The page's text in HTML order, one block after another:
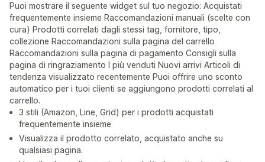
Puoi mostrare il seguente widget sul tuo negozio: Acquistati
frequentemente insieme Raccomandazioni manuali (scelte con
cura) Prodotti correlati dagli stessi tag, fornitore, tipo,
collezione Raccomandazioni sulla pagina del carrello
Raccomandazioni sulla pagina di pagamento Consigli sulla
pagina di ringraziamento I più venduti Nuovi arrivi Articoli di
tendenza visualizzato recentemente Puoi offrire uno sconto
automatico per i tuoi clienti se aggiungono prodotti correlati al
carrello.
3 stili (Amazon, Line, Grid) per i prodotti acquistati
frequentemente insieme
Visualizza il prodotto correlato, acquistato anche su
qualsiasi pagina.